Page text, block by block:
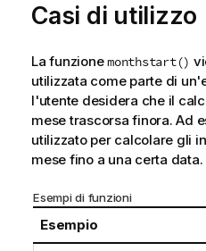
Casi di utilizzo
La funzionemonthstart()
utilizzata come parte di
l'utente desidera che il
mese trascorsa finora. Ad
utilizzato per calcolare gli
mese fino a una certa data.
Esempi di funzioni
Esempio